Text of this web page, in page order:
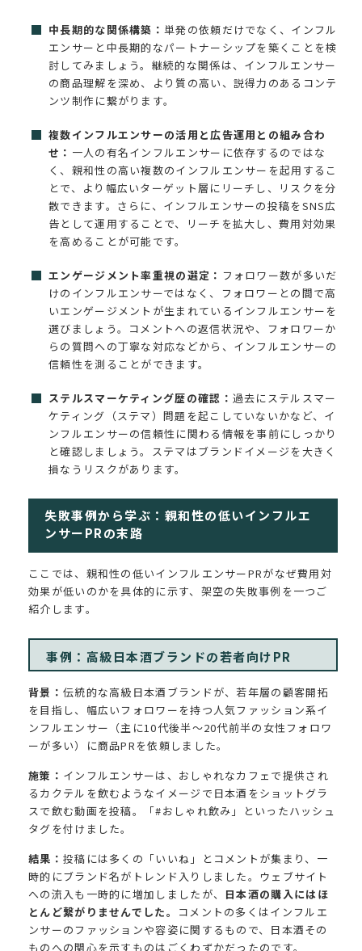
中長期的な関係構築： 単発の依頼だけでなく、インフル
エンサーと中長期的なパートナーシップを築くことを検
討してみましょう。継続的な関係は、インフルエンサー
の商品理解を深め、より質の高い、説得力のあるコンテ
ンツ制作に繋がります。
複数インフルエンサーの活用と広告運用との組み合わ
せ： 一人の有名インフルエンサーに依存するのではな
く、親和性の高い複数のインフルエンサーを起用するこ
とで、より幅広いターゲット層にリーチし、リスクを分
散できます。さらに、インフルエンサーの投稿をSNS広
告として運用することで、リーチを拡大し、費用対効果
を高めることが可能です。
エンゲージメント率重視の選定： フォロワー数が多いだ
けのインフルエンサーではなく、フォロワーとの間で高
いエンゲージメントが生まれているインフルエンサーを
選びましょう。コメントへの返信状況や、フォロワーか
らの質問への丁寧な対応などから、インフルエンサーの
信頼性を測ることができます。
ステルスマーケティング歴の確認： 過去にステルスマー
ケティング（ステマ）問題を起こしていないかなど、イ
ンフルエンサーの信頼性に関わる情報を事前にしっかり
と確認しましょう。ステマはブランドイメージを大きく
損なうリスクがあります。
失敗事例から学ぶ：親和性の低いインフルエ
ンサーPRの末路
ここでは、親和性の低いインフルエンサーPRがなぜ費用対
効果が低いのかを具体的に示す、架空の失敗事例を一つご
紹介します。
事例：高級日本酒ブランドの若者向けPR
背景： 伝統的な高級日本酒ブランドが、若年層の顧客開拓
を目指し、幅広いフォロワーを持つ人気ファッション系イ
ンフルエンサー（主に10代後半〜20代前半の女性フォロワ
ーが多い）に商品PRを依頼しました。
施策： インフルエンサーは、おしゃれなカフェで提供され
るカクテルを飲むようなイメージで日本酒をショットグラ
スで飲む動画を投稿。「#おしゃれ飲み」といったハッシュ
タグを付けました。
結果： 投稿には多くの「いいね」とコメントが集まり、一
時的にブランド名がトレンド入りしました。ウェブサイト
への流入も一時的に増加しましたが、 日本酒の購入にはほ
とんど繋がりませんでした。
コメントの多くはインフルエ
ンサーのファッションや容姿に関するもので、日本酒その
ものへの関心を示すものはごくわずかだったのです。